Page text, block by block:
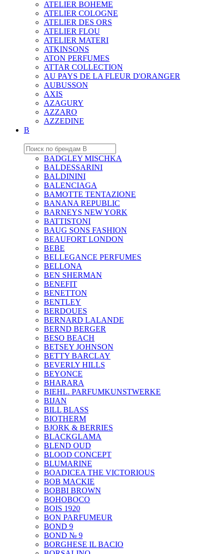
ATELIER BOHEME
ATELIER COLOGNE
ATELIER DES ORS
ATELIER FLOU
ATELIER MATERI
ATKINSONS
ATON PERFUMES
ATTAR COLLECTION
AU PAYS DE LA FLEUR D'ORANGER
AUBUSSON
AXIS
AZAGURY
AZZARO
AZZEDINE
B
BADGLEY MISCHKA
BALDESSARINI
BALDININI
BALENCIAGA
BAMOTTE TENTAZIONE
BANANA REPUBLIC
BARNEYS NEW YORK
BATTISTONI
BAUG SONS FASHION
BEAUFORT LONDON
BEBE
BELLEGANCE PERFUMES
BELLONA
BEN SHERMAN
BENEFIT
BENETTON
BENTLEY
BERDOUES
BERNARD LALANDE
BERND BERGER
BESO BEACH
BETSEY JOHNSON
BETTY BARCLAY
BEVERLY HILLS
BEYONCE
BHARARA
BIEHL. PARFUMKUNSTWERKE
BIJAN
BILL BLASS
BIOTHERM
BJORK & BERRIES
BLACKGLAMA
BLEND OUD
BLOOD CONCEPT
BLUMARINE
BOADICEA THE VICTORIOUS
BOB MACKIE
BOBBI BROWN
BOHOBOCO
BOIS 1920
BON PARFUMEUR
BOND 9
BOND № 9
BORGHESE IL BACIO